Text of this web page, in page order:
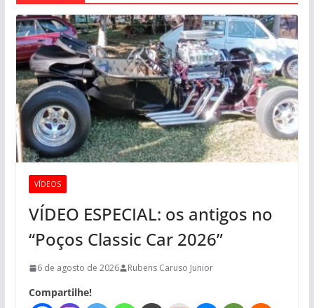
VÍDEOS
VÍDEO ESPECIAL: os antigos no
“Poços Classic Car 2026”
6 de agosto de 2026 Rubens Caruso Junior
Compartilhe!